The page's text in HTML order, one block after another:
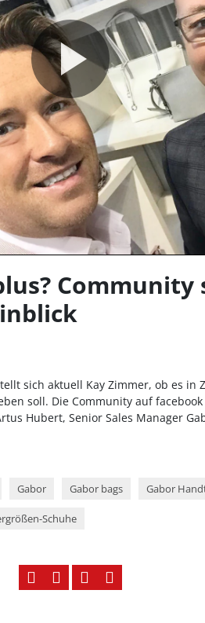
sich aktuell Kay Zimmer, ob es in
soll. Die Community auf
Hubert, Senior Sales Manager
Gabor Gabor bags Gabor
Schuhe